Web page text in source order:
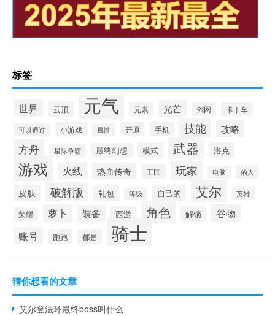
标签
世界 云顶 元气 元素 光芒 剑网 卡丁车
可以通过 小游戏 属性 开原 手机 技能 攻略
方舟 星际争霸 最终幻想 模式 武器 洛克
游戏 火线 热血传奇 王国 玩家 电脑 的人
皮肤 破解版 礼包 等级 自己的 艾尔 英雄
荣耀 萝卜 装备 西游 角色 解锁 谷物
账号 跑跑 都是 骑士
猜你想看的文章
艾尔登法环最终boss叫什么